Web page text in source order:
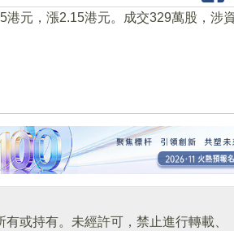
港元，漲2.15港元。成交329萬股，涉
或持有。未經許可，禁止進行轉載、